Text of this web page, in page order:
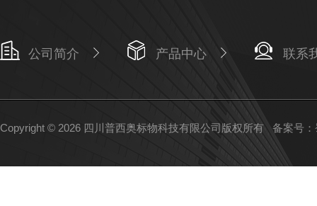
公司简介 产品中心 联系
Copyright © 2026 四川普西奥标物科技有限公司版权所有 备案号：